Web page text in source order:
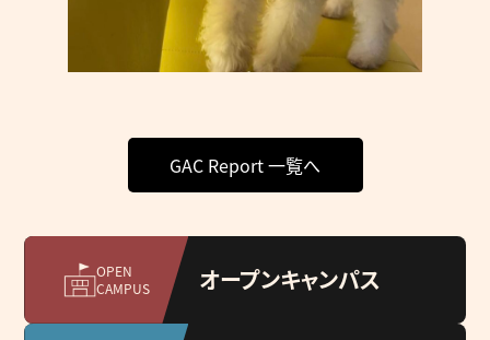
GAC Report 一覧へ
OPEN
CAMPUS
オープンキャンパス